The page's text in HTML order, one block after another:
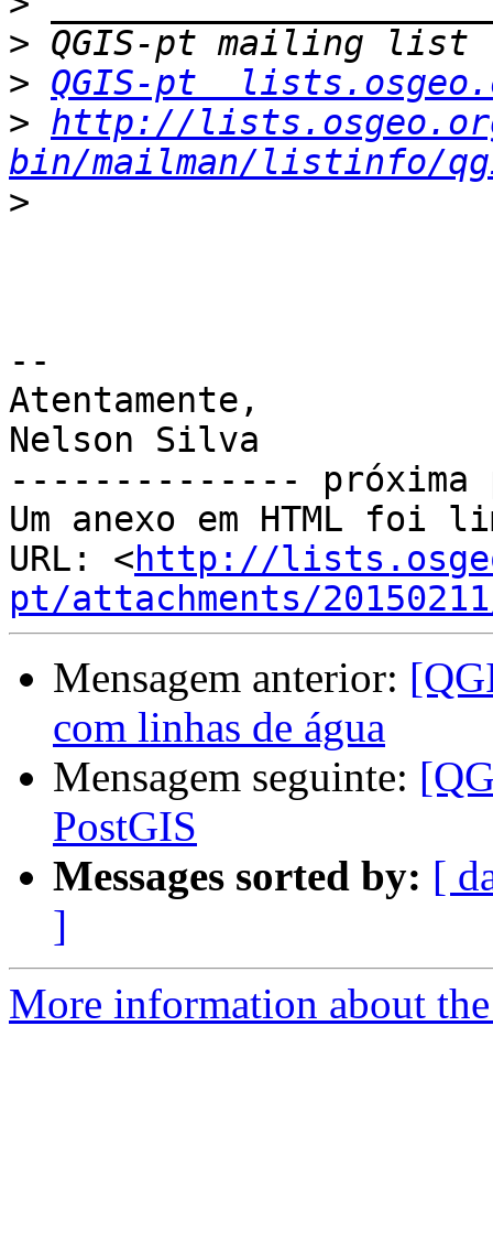
>
> QGIS-pt
> http://
bin/mailman/listinfo/
>
--
Atentamente,
Nelson Silva
--------------
Um anexo em HTML foi
URL: <http://
pt/attachments/
Mensagem anterior:
com linhas de água
Mensagem seguinte:
PostGIS
Messages sorted by: [
]
More information about